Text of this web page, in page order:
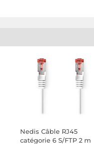
Nedis Câble RJ45
catégorie 6 S/FTP 2 m